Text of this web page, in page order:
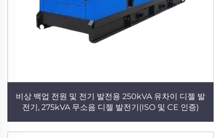
비상 백업 전원 및 전기 발전용 250kVA 유차이 디젤 발
전기, 275kVA 무소음 디젤 발전기(ISO 및 CE 인증)